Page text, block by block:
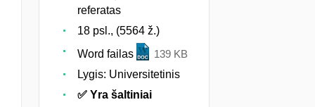
referatas
18 psl., (5564 ž.)
Word failas
139 KB
Lygis: Universitetinis
✅ Yra šaltiniai